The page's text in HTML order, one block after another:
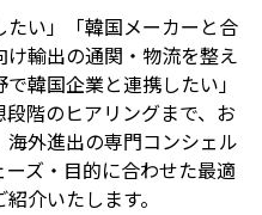
たい」「韓国メーカーと合
輸出の通関・物流を整え
韓国企業と連携したい」
階のヒアリングまで、お
外進出の専門コンシェル
ズ・目的に合わせた最適
介いたします。